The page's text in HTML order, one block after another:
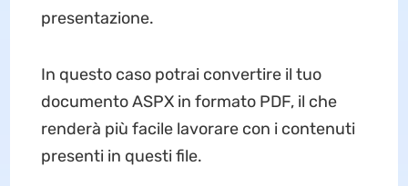
presentazione.
In questo caso potrai convertire il tuo
documento ASPX in formato PDF, il che
renderà più facile lavorare con i contenuti
presenti in questi file.